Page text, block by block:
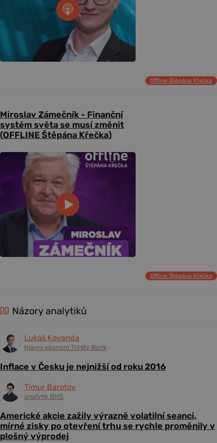
Offline Štěpána Křečka
Miroslav Zámečník - Finanční
systém světa se musí změnit
(OFFLINE Štěpána Křečka)
Offline Štěpána Křečka
Názory analytiků
Lukáš Kovanda
hlavní ekonom Trinity Bank
Inflace v Česku je nejnižší od roku 2016
Timur Barotov
analytik BHS
Americké akcie zažily výrazně volatilní seanci,
mírné zisky po otevření trhu se rychle proměnily v
plošný výprodej